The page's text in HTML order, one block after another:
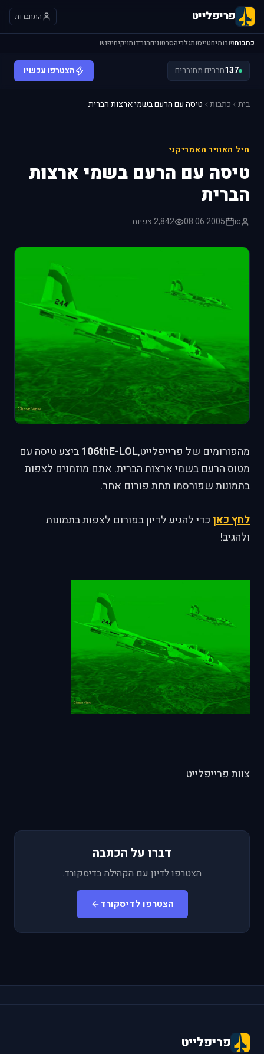
פריפלייט התחברות
כתבותפורומיםטייסותגלריהסרטוניםהורדותויקיחיפוש
137חברים מחוברים הצטרפו עכשיו
בית כתבות טיסה עם הרעם בשמי ארצות הברית
חיל האוויר האמריקני
טיסה עם הרעם בשמי ארצות
הברית
ic
08.06.2005 2,842 צפיות
מהפורומים של פרייפלייט,106thE-LOLביצע טיסה עם
מטוס הרעם בשמי ארצות הברית. אתם מוזמנים לצפות
בתמונות שפורסמו תחת פורום אחר.
לחץ כאן כדי להגיע לדיון בפורום לצפות בתמונות
ולהגיב!
צוות פרייפלייט
דברו על הכתבה
הצטרפו לדיון עם הקהילה בדיסקורד.
הצטרפו לדיסקורד
פריפלייט